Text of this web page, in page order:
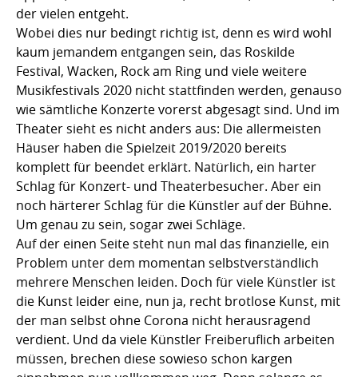
der vielen entgeht.
Wobei dies nur bedingt richtig ist, denn es wird wohl
kaum jemandem entgangen sein, das Roskilde
Festival, Wacken, Rock am Ring und viele weitere
Musikfestivals 2020 nicht stattfinden werden, genauso
wie sämtliche Konzerte vorerst abgesagt sind. Und im
Theater sieht es nicht anders aus: Die allermeisten
Häuser haben die Spielzeit 2019/2020 bereits
komplett für beendet erklärt. Natürlich, ein harter
Schlag für Konzert- und Theaterbesucher. Aber ein
noch härterer Schlag für die Künstler auf der Bühne.
Um genau zu sein, sogar zwei Schläge.
Auf der einen Seite steht nun mal das finanzielle, ein
Problem unter dem momentan selbstverständlich
mehrere Menschen leiden. Doch für viele Künstler ist
die Kunst leider eine, nun ja, recht brotlose Kunst, mit
der man selbst ohne Corona nicht herausragend
verdient. Und da viele Künstler Freiberuflich arbeiten
müssen, brechen diese sowieso schon kargen